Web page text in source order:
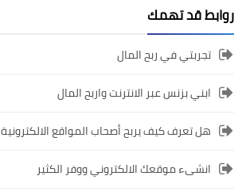
روابط قد تهمك
تجربتي في ربح المال
ابني بزنس عبر الانترنت واربح المال
هل تعرف كيف يربح أصحاب المواقع الالكترونية
انشىء موقعك الالكتروني ووفر الكثير